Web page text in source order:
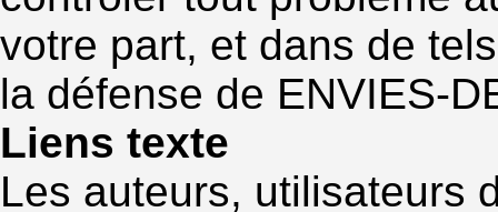
votre part, et dans de
la défense de ENVIES-
Liens texte
Les auteurs, utilisateurs